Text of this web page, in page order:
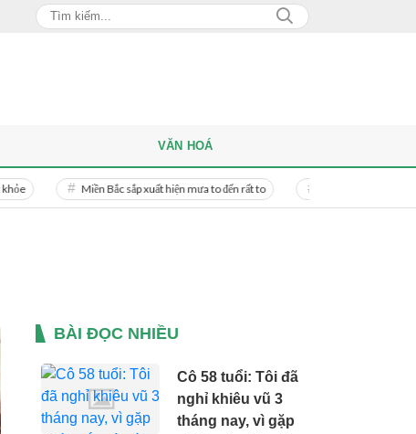
Miền Bắc sắp xuất hiện mưa to đến rất to Danh tính người phụ nữ bị bạn
VĂN HOÁ
BÀI ĐỌC NHIỀU
Cô 58 tuổi: Tôi đã
nghỉ khiêu vũ 3
tháng nay, vì gặp